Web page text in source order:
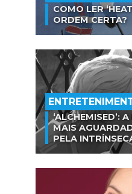
COMO LER
ORDEM CERTA?
‘ALCHEMISED’:
MAIS
PELA